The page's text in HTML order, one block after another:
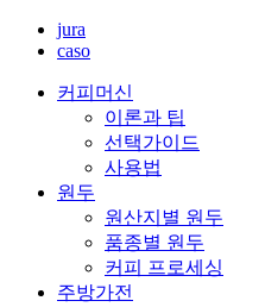
jura
caso
커피머신
이론과 팁
선택가이드
사용법
원두
원산지별 원두
품종별 원두
커피 프로세싱
주방가전